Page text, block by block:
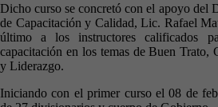
Dicho curso se concretó con el apoyo del
de Capacitación y Calidad, Lic. Rafael
último a los instructores calificados
capacitación en los temas de Buen Trato,
y Liderazgo.
Iniciando con el primer curso el 08 de